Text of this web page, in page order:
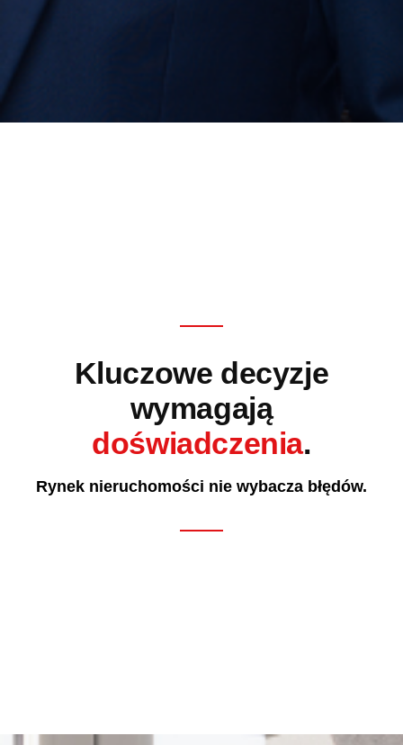
Kluczowe decyzje
wymagają
doświadczenia.
Rynek nieruchomości nie wybacza błędów.